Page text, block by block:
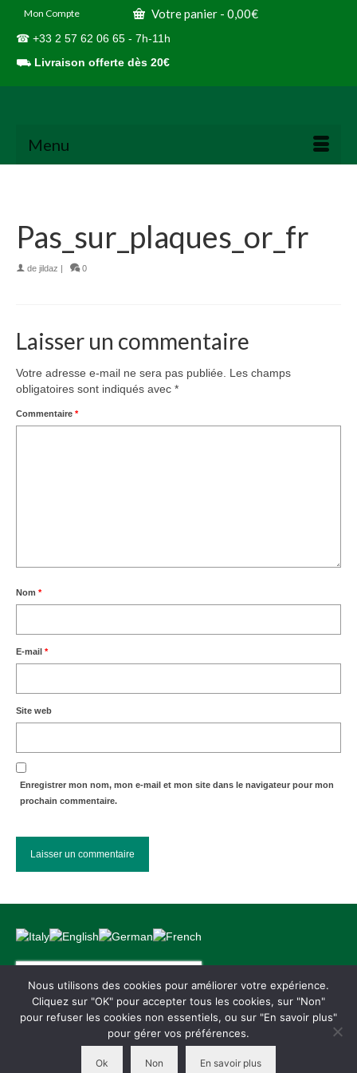
Mon Compte Votre panier - 0,00€
☎ +33 2 57 62 06 65 - 7h-11h
⛟ Livraison offerte dès 20€
Menu
Pas_sur_plaques_or_fr
de jildaz | 0
Laisser un commentaire
Votre adresse e-mail ne sera pas publiée.
Les champs
obligatoires sont indiqués avec *
Commentaire *
Nom *
E-mail *
Site web
Enregistrer mon nom, mon e-mail et mon site dans le navigateur pour mon
prochain commentaire.
Rechercher :
Mentions légales Ressources
Garantie – Warranty Politique de confidentialité
Nous utilisons des cookies pour améliorer votre expérience.
Cliquez sur "OK" pour accepter tous les cookies, sur "Non"
pour refuser les cookies non essentiels, ou sur "En savoir plus"
pour gérer vos préférences.
Ok Non En savoir plus